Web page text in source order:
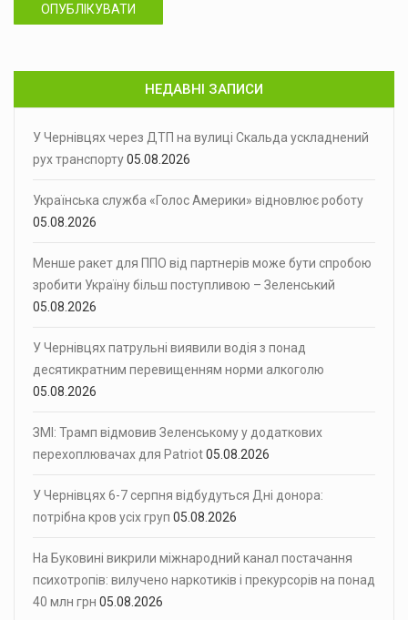
ОПУБЛІКУВАТИ
НЕДАВНІ ЗАПИСИ
У Чернівцях через ДТП на вулиці Скальда ускладнений
рух транспорту05.08.2026
Українська служба «Голос Америки» відновлює роботу
05.08.2026
Менше ракет для ППО від партнерів може бути спробою
зробити Україну більш поступливою – Зеленський
05.08.2026
У Чернівцях патрульні виявили водія з понад
десятикратним перевищенням норми алкоголю
05.08.2026
ЗМІ: Трамп відмовив Зеленському у додаткових
перехоплювачах для Patriot05.08.2026
У Чернівцях 6-7 серпня відбудуться Дні донора:
потрібна кров усіх груп 05.08.2026
На Буковині викрили міжнародний канал постачання
психотропів: вилучено наркотиків і прекурсорів на понад
40 млн грн 05.08.2026